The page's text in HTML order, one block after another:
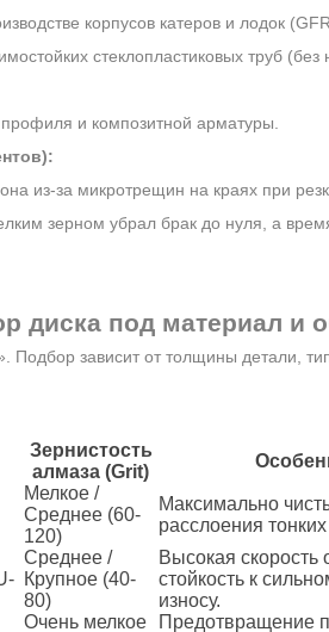
корпусов катеров и лодок
стеклопластиковых труб
и композитной арматуры.
из-за микротрещин на краях при
зерном убрал брак до нуля, а
диска под материал и
Подбор зависит от толщины детали,
Зернистость
алмаза (Grit)
Мелкое /
Среднее (60-
120)
Максимально
расслоения
Среднее /
Крупное (40-
80)
Высокая скорость
стойкость к
износу.
Очень мелкое Предотвращение